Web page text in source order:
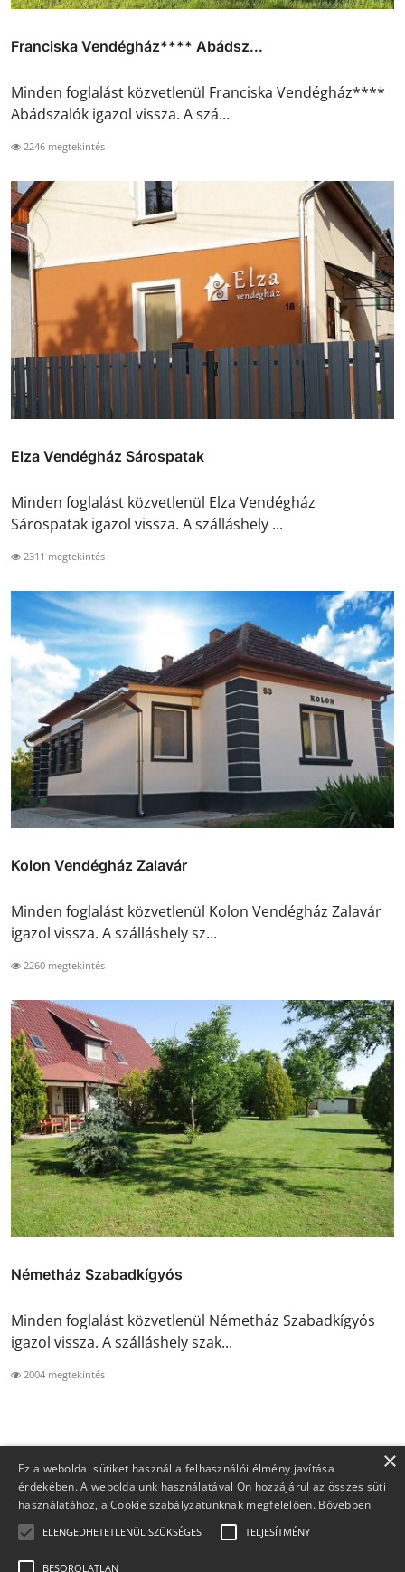
Franciska Vendégház**** Abádsz...
Minden foglalást közvetlenül Franciska Vendégház****
Abádszalók igazol vissza. A szá...
2246 megtekintés
Elza Vendégház Sárospatak
Minden foglalást közvetlenül Elza Vendégház
Sárospatak igazol vissza. A szálláshely ...
2311 megtekintés
Kolon Vendégház Zalavár
Minden foglalást közvetlenül Kolon Vendégház Zalavár
igazol vissza. A szálláshely sz...
2260 megtekintés
Németház Szabadkígyós
Minden foglalást közvetlenül Németház Szabadkígyós
igazol vissza. A szálláshely szak...
2004 megtekintés
×
Ez a weboldal sütiket használ a felhasználói élmény javítása
érdekében. A weboldalunk használatával Ön hozzájárul az összes süti
használatához, a Cookie szabályzatunknak megfelelően. Bővebben
ELENGEDHETETLENÜL SZÜKSÉGES TELJESÍTMÉNY
BESOROLATLAN